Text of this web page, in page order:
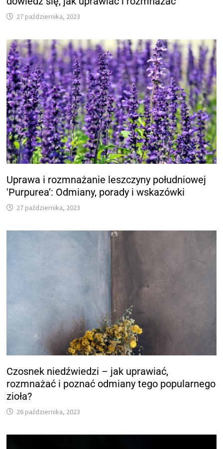
27 października, 2023
Uprawa i rozmnażanie leszczyny południowej
'Purpurea’: Odmiany, porady i wskazówki
27 października, 2023
Czosnek niedźwiedzi – jak uprawiać,
rozmnażać i poznać odmiany tego popularnego
zioła?
26 października, 2023